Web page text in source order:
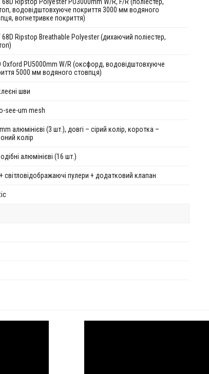
68D Ripstop Polyester PU3000mm W/R, F/R (поліестер,
водовідштовхуюче покриття 3000 мм водяного
вогнетривке покриття)
68D Ripstop Breathable Polyester (дихаючий поліестер,
Oxford PU5000mm W/R (оксфорд, водовідштовхуюче
5000 мм водяного стовпця)
шви
see-um mesh
алюмінієві (3 шт.), довгі – сірий колір, коротка –
колір
алюмінієві (16 шт.)
світловідображаючі пулери + додатковий клапан